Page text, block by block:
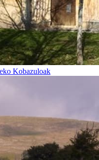
Kobazuloak